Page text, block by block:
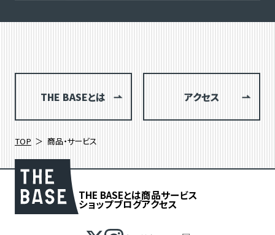
THE BASEとは アクセス
TOP 商品・サービス
THE BASEとは商品サービス
ショップブログアクセス